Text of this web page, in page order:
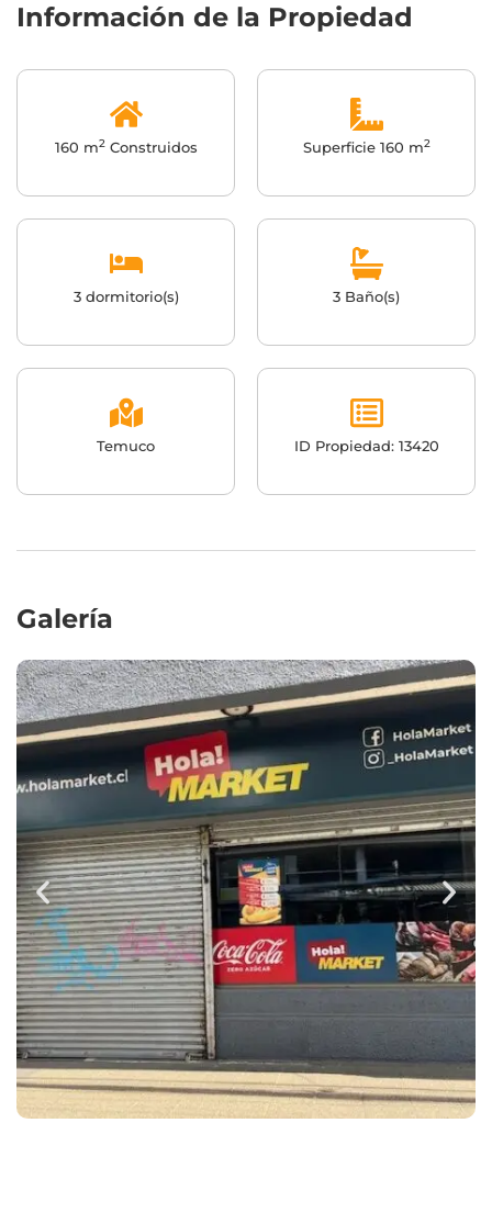
Información de la Propiedad
160 m2Construidos Superficie 160 m2
3 dormitorio(s) 3 Baño(s)
Temuco ID Propiedad: 13420
Galería